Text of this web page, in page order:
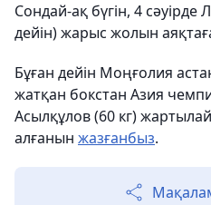
Сондай-ақ бүгін, 4 сәуірде
дейін) жарыс жолын
Бұған дейін Моңғолия
жатқан бокстан Азия
Асылқұлов (60 кг)
алғанын жазғанбыз.